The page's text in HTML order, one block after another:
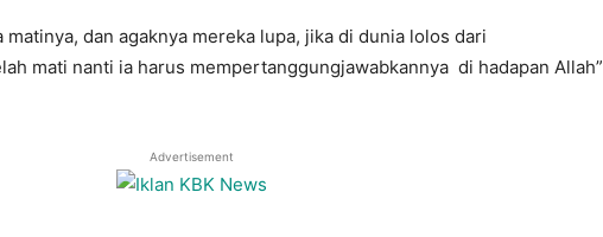
dan agaknya mereka lupa, jika di dunia lolos dari
mati nanti ia harus mempertanggungjawabkannya di hadapan Allah”
Advertisement